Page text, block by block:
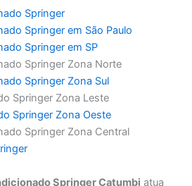
Springer
Springer em São Paulo
Springer em SP
Springer Zona Norte
Springer Zona Sul
Springer Zona Leste
Springer Zona Oeste
Springer Zona Central
Springer Catumbi atua